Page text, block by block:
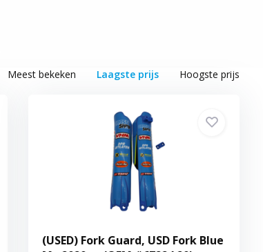
Meest bekeken Laagste prijs Hoogste prijs
(USED) Fork Guard, USD Fork Blue